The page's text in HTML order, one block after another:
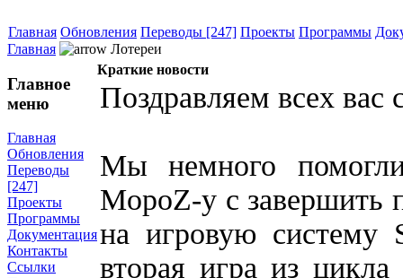
Главная Обновления Переводы [247] Проекты Программы
Главная
Лотереи
Главное
меню
Главная
Обновления
Переводы
[247]
Проекты
Программы
Документация
Контакты
Ссылки
Краткие новости
Поздравляем всех
Мы немного
MopoZ-у с завершить
на игровую систему
вторая игра из